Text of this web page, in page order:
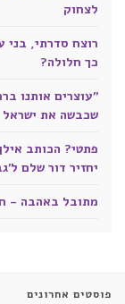
לצחוק
רוצח סדרתי, בני
כך חלולה?
"עוצרים אותנו
שכבשה את ישראל
יחזיר דור שלם
מתובל באהבה -
פוסטים אחרונים